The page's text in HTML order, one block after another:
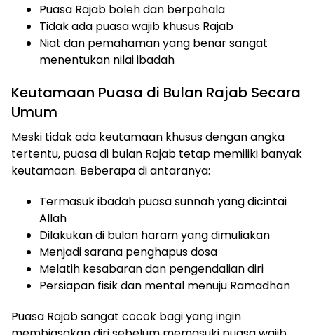
Puasa Rajab boleh dan berpahala
Tidak ada puasa wajib khusus Rajab
Niat dan pemahaman yang benar sangat
menentukan nilai ibadah
Keutamaan Puasa di Bulan Rajab Secara
Umum
Meski tidak ada keutamaan khusus dengan angka
tertentu, puasa di bulan Rajab tetap memiliki banyak
keutamaan. Beberapa di antaranya:
Termasuk ibadah puasa sunnah yang dicintai
Allah
Dilakukan di bulan haram yang dimuliakan
Menjadi sarana penghapus dosa
Melatih kesabaran dan pengendalian diri
Persiapan fisik dan mental menuju Ramadhan
Puasa Rajab sangat cocok bagi yang ingin